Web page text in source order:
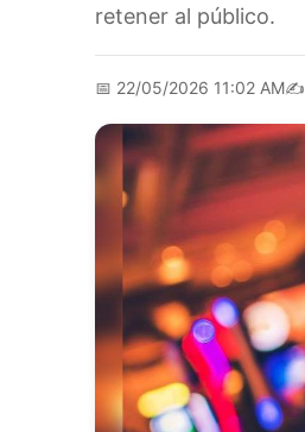
retener al público.
📅 22/05/2026 11:02 AM✍️